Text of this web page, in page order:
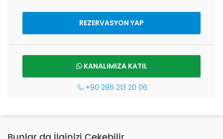
REZERVASYON YAP
KANALIMIZA KATIL
+90 286 213 20 06